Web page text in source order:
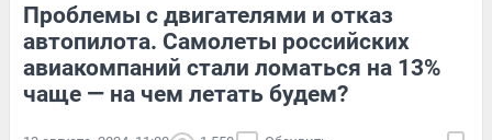
Проблемы с двигателями и отказ
автопилота. Самолеты российских
авиакомпаний стали ломаться на 13%
чаще — на чем летать будем?